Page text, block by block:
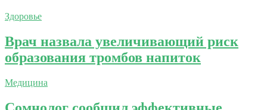
Здоровье
Врач назвала увеличивающий риск
образования тромбов напиток
Медицина